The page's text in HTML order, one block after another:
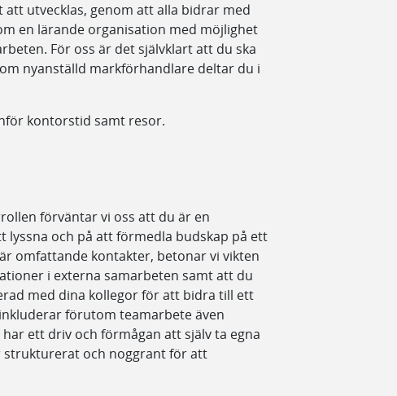
utvecklas, genom att alla bidrar med
en lärande organisation med möjlighet
För oss är det självklart att du ska
nyanställd markförhandlare deltar du i
kontorstid samt resor.
förväntar vi oss att du är en
lyssna och på att förmedla budskap på ett
omfattande kontakter, betonar vi vikten
i externa samarbeten samt att du
med dina kollegor för att bidra till ett
förutom teamarbete även
ett driv och förmågan att själv ta egna
strukturerat och noggrant för att